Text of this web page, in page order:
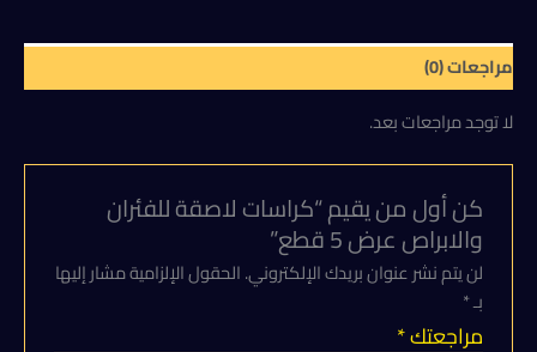
مراجعات (0)
لا توجد مراجعات بعد.
كن أول من يقيم “كراسات لاصقة للفئران
والابراص عرض 5 قطع”
لن يتم نشر عنوان بريدك الإلكتروني.الحقول الإلزامية مشار إليها
بـ*
مراجعتك*